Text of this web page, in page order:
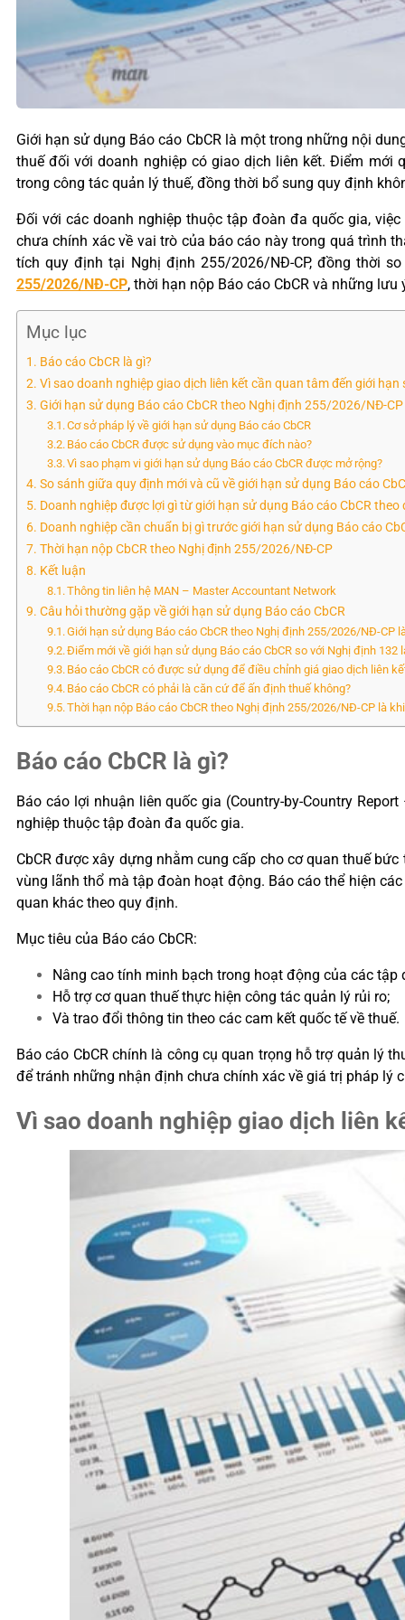
Giới hạn sử dụng Báo cáo CbCR là một trong những nội
thuế đối với doanh nghiệp có giao dịch liên kết. Điểm mới
trong công tác quản lý thuế, đồng thời bổ sung quy định
Đối với các doanh nghiệp thuộc tập đoàn đa quốc gia,
chưa chính xác về vai trò của báo cáo này trong quá trình
tích quy định tại Nghị định 255/2026/NĐ-CP, đồng thời
255/2026/NĐ-CP, thời hạn nộp Báo cáo CbCR và những
Mục lục
Báo cáo CbCR là gì?
Vì sao doanh nghiệp giao dịch liên kết cần quan tâm đến giới hạn
Giới hạn sử dụng Báo cáo CbCR theo Nghị định 255/2026/NĐ-CP
Cơ sở pháp lý về giới hạn sử dụng Báo cáo CbCR
Báo cáo CbCR được sử dụng vào mục đích nào?
Vì sao phạm vi giới hạn sử dụng Báo cáo CbCR được mở rộng?
So sánh giữa quy định mới và cũ về giới hạn sử dụng Báo cáo
Doanh nghiệp được lợi gì từ giới hạn sử dụng Báo cáo CbCR theo
Doanh nghiệp cần chuẩn bị gì trước giới hạn sử dụng Báo cáo
Thời hạn nộp CbCR theo Nghị định 255/2026/NĐ-CP
Kết luận
Thông tin liên hệ MAN – Master Accountant Network
Câu hỏi thường gặp về giới hạn sử dụng Báo cáo CbCR
Giới hạn sử dụng Báo cáo CbCR theo Nghị định 255/2026/NĐ-CP
Điểm mới về giới hạn sử dụng Báo cáo CbCR so với Nghị định 132
Báo cáo CbCR có được sử dụng để điều chỉnh giá giao dịch liên
Báo cáo CbCR có phải là căn cứ để ấn định thuế không?
Thời hạn nộp Báo cáo CbCR theo Nghị định 255/2026/NĐ-CP là
Báo cáo CbCR là gì?
Báo cáo lợi nhuận liên quốc gia (Country-by-Country
nghiệp thuộc tập đoàn đa quốc gia.
CbCR được xây dựng nhằm cung cấp cho cơ quan thuế
vùng lãnh thổ mà tập đoàn hoạt động. Báo cáo thể hiện
quan khác theo quy định.
Mục tiêu của Báo cáo CbCR:
Nâng cao tính minh bạch trong hoạt động của các tập
Hỗ trợ cơ quan thuế thực hiện công tác quản lý rủi ro;
Và trao đổi thông tin theo các cam kết quốc tế về thuế.
Báo cáo CbCR chính là công cụ quan trọng hỗ trợ quản lý
để tránh những nhận định chưa chính xác về giá trị pháp lý
Vì sao doanh nghiệp giao dịch liên